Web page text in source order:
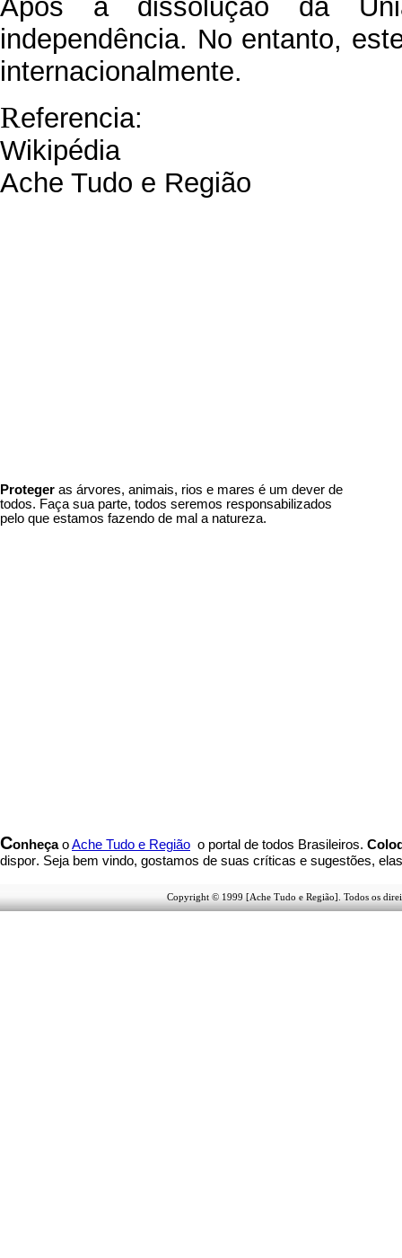
Após a dissolução da
independência. No entanto,
internacionalmente.
Referencia:
Wikipédia
Ache Tudo e Região
Proteger as árvores, animais, rios e mares é um dever de
todos. Faça sua parte, todos seremos responsabilizados
pelo que estamos fazendo de mal a natureza.
ConheçaoAche Tudo e Região o portal de todos Brasileiros.
dispor. Seja bem vindo, gostamos de suas críticas e sugestões,
Copyright © 1999 [Ache Tudo e Região]. Todos os